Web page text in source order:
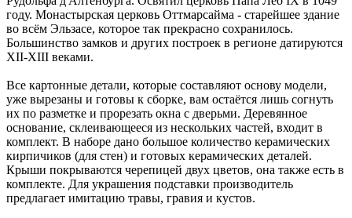
году. Монастырская церковь Оттмарсайма - старейшее здание
во всём Эльзасе, которое так прекрасно сохранилось.
Большинство замков и других построек в регионе датируются
XII-XIII веками.
Все картонные детали, которые составляют основу модели,
уже вырезаны и готовы к сборке, вам остаётся лишь согнуть
их по разметке и прорезать окна с дверьми. Деревянное
основание, склеивающееся из нескольких частей, входит в
комплект. В наборе дано большое количество керамических
кирпичиков (для стен) и готовых керамических деталей.
Крыши покрываются черепицей двух цветов, она также есть в
комплекте. Для украшения подставки производитель
предлагает имитацию травы, гравия и кустов.